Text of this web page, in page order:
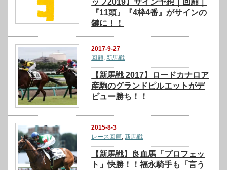
『11頭』『4枠4番』がサインの
鍵に！！
2017-9-27
回顧, 新馬戦
【新馬戦 2017】ロードカナロア
産駒のグランドピルエットがデ
ビュー勝ち！！
2015-8-3
レース回顧, 新馬戦
【新馬戦】良血馬「プロフェッ
ト」快勝！！福永騎手も「言う